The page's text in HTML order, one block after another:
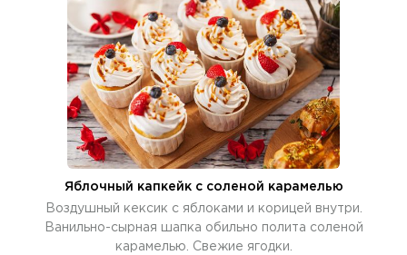
Яблочный капкейк с соленой карамелью
Воздушный кексик с яблоками и корицей внутри.
Ванильно-сырная шапка обильно полита соленой
карамелью. Свежие ягодки.